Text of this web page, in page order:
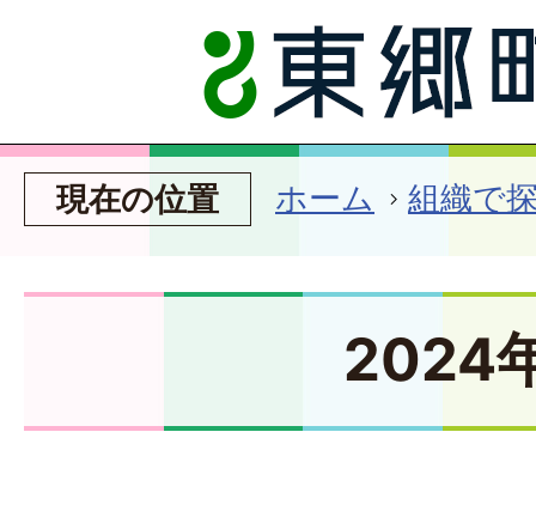
現在の位置 ホーム 組織で
2024